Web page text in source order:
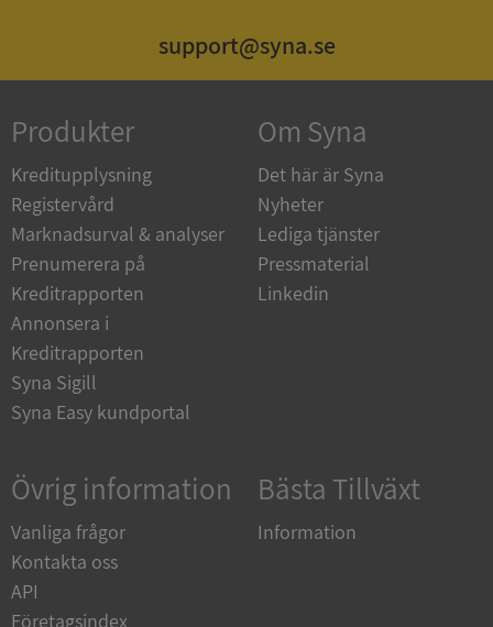
support@syna.se
Produkter
Kreditupplysning
Registervård
Marknadsurval & analyser
Prenumerera på
Kreditrapporten
Annonsera i
Kreditrapporten
Syna Sigill
Syna Easy kundportal
Om Syna
Det här är Syna
Nyheter
Lediga tjänster
Pressmaterial
Linkedin
Övrig information
Vanliga frågor
Kontakta oss
API
Företagsindex
Bästa Tillväxt
Information
Corporation
de.syna.se
ARRAffinity
Corporation
__RequestVerificationToken
Microsoft
Corporation